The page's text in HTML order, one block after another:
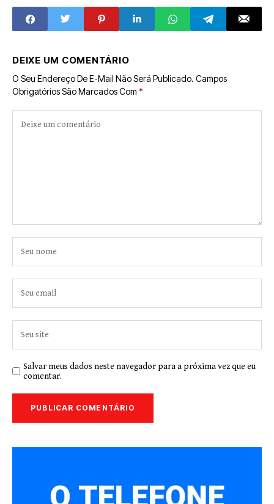
DEIXE UM COMENTÁRIO
O Seu Endereço De E-Mail Não Será Publicado. Campos
Obrigatórios São Marcados Com *
Salvar meus dados neste navegador para a próxima vez que eu
comentar.